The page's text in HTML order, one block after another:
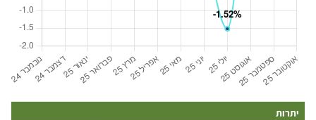
יתרות